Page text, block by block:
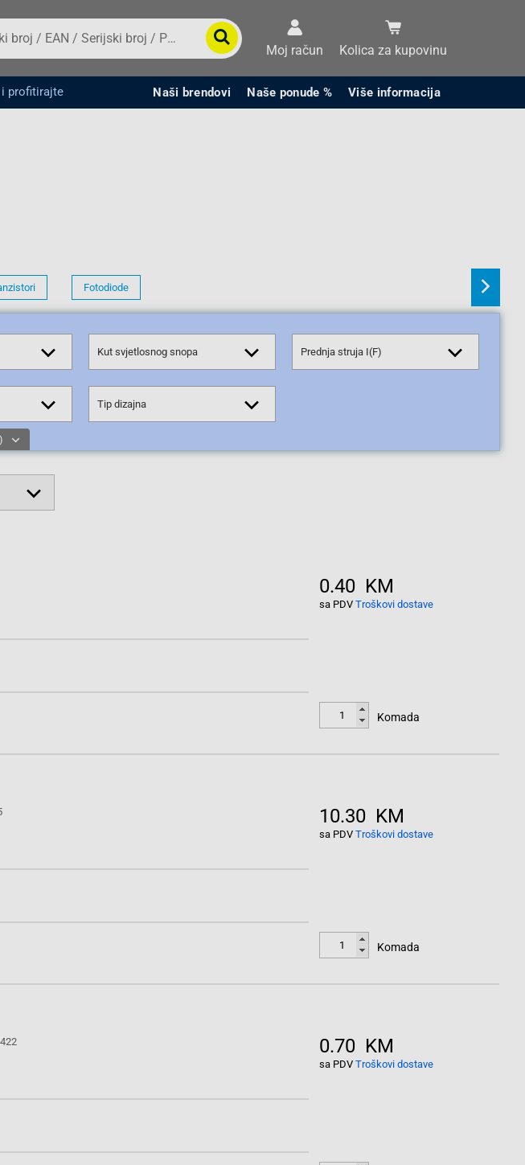
Moj račun Kolica za kupovinu
i profitirajte Naši brendovi Naše ponude % Više informacija
Fotodiode
Kut svjetlosnog snopa Prednja struja I(F)
Tip dizajna
0.40 KM
sa PDV Troškovi dostave
Komada
10.30 KM
sa PDV Troškovi dostave
Komada
0.70 KM
sa PDV Troškovi dostave